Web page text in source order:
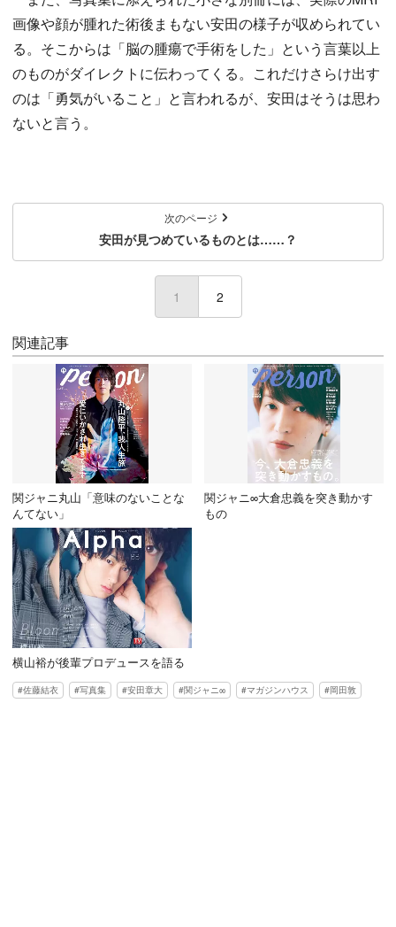
画像や顔が腫れた術後まもない安田の様子が収められてい
る。そこからは「脳の腫瘍で手術をした」という言葉以上
のものがダイレクトに伝わってくる。これだけさらけ出す
のは「勇気がいること」と言われるが、安田はそうは思わ
ないと言う。
次のページ
安田が見つめているものとは……？
1 (current)
2
関連記事
関ジャニ丸山「意味のないことな
んてない」
関ジャニ∞大倉忠義を突き動かす
もの
横山裕が後輩プロデュースを語る
佐藤結衣 写真集 安田章大 関ジャニ∞ マガジンハウス 岡田敦